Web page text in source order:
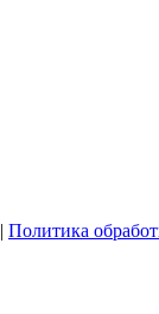
| Политика